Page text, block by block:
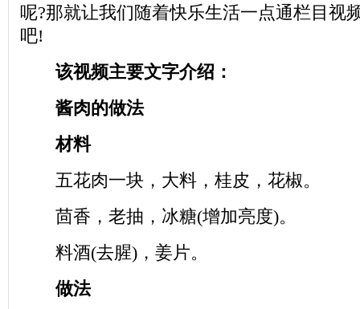
呢?那就让我们随着快乐生活一点通栏目视
吧!
该视频主要文字介绍：
酱肉的做法
材料
五花肉一块，大料，桂皮，花椒。
茴香，老抽，冰糖(增加亮度)。
料酒(去腥)，姜片。
做法